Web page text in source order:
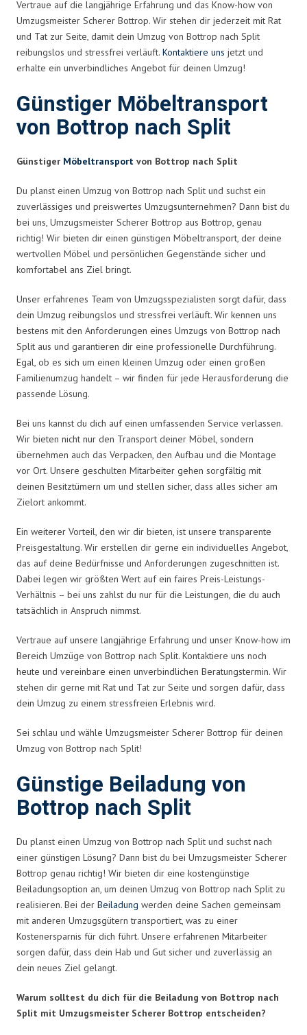
Vertraue auf die langjährige Erfahrung und das Know-how von
Umzugsmeister Scherer Bottrop. Wir stehen dir jederzeit mit Rat
und Tat zur Seite, damit dein Umzug von Bottrop nach Split
reibungslos und stressfrei verläuft. Kontaktiere uns jetzt und
erhalte ein unverbindliches Angebot für deinen Umzug!
Günstiger Möbeltransport
von Bottrop nach Split
Günstiger Möbeltransport von Bottrop nach Split
Du planst einen Umzug von Bottrop nach Split und suchst ein
zuverlässiges und preiswertes Umzugsunternehmen? Dann bist du
bei uns, Umzugsmeister Scherer Bottrop aus Bottrop, genau
richtig! Wir bieten dir einen günstigen Möbeltransport, der deine
wertvollen Möbel und persönlichen Gegenstände sicher und
komfortabel ans Ziel bringt.
Unser erfahrenes Team von Umzugsspezialisten sorgt dafür, dass
dein Umzug reibungslos und stressfrei verläuft. Wir kennen uns
bestens mit den Anforderungen eines Umzugs von Bottrop nach
Split aus und garantieren dir eine professionelle Durchführung.
Egal, ob es sich um einen kleinen Umzug oder einen großen
Familienumzug handelt – wir finden für jede Herausforderung die
passende Lösung.
Bei uns kannst du dich auf einen umfassenden Service verlassen.
Wir bieten nicht nur den Transport deiner Möbel, sondern
übernehmen auch das Verpacken, den Aufbau und die Montage
vor Ort. Unsere geschulten Mitarbeiter gehen sorgfältig mit
deinen Besitztümern um und stellen sicher, dass alles sicher am
Zielort ankommt.
Ein weiterer Vorteil, den wir dir bieten, ist unsere transparente
Preisgestaltung. Wir erstellen dir gerne ein individuelles Angebot,
das auf deine Bedürfnisse und Anforderungen zugeschnitten ist.
Dabei legen wir größten Wert auf ein faires Preis-Leistungs-
Verhältnis – bei uns zahlst du nur für die Leistungen, die du auch
tatsächlich in Anspruch nimmst.
Vertraue auf unsere langjährige Erfahrung und unser Know-how im
Bereich Umzüge von Bottrop nach Split. Kontaktiere uns noch
heute und vereinbare einen unverbindlichen Beratungstermin. Wir
stehen dir gerne mit Rat und Tat zur Seite und sorgen dafür, dass
dein Umzug zu einem stressfreien Erlebnis wird.
Sei schlau und wähle Umzugsmeister Scherer Bottrop für deinen
Umzug von Bottrop nach Split!
Günstige Beiladung von
Bottrop nach Split
Du planst einen Umzug von Bottrop nach Split und suchst nach
einer günstigen Lösung? Dann bist du bei Umzugsmeister Scherer
Bottrop genau richtig! Wir bieten dir eine kostengünstige
Beiladungsoption an, um deinen Umzug von Bottrop nach Split zu
realisieren. Bei der Beiladung werden deine Sachen gemeinsam
mit anderen Umzugsgütern transportiert, was zu einer
Kostenersparnis für dich führt. Unsere erfahrenen Mitarbeiter
sorgen dafür, dass dein Hab und Gut sicher und zuverlässig an
dein neues Ziel gelangt.
Warum solltest du dich für die Beiladung von Bottrop nach
Split mit Umzugsmeister Scherer Bottrop entscheiden?